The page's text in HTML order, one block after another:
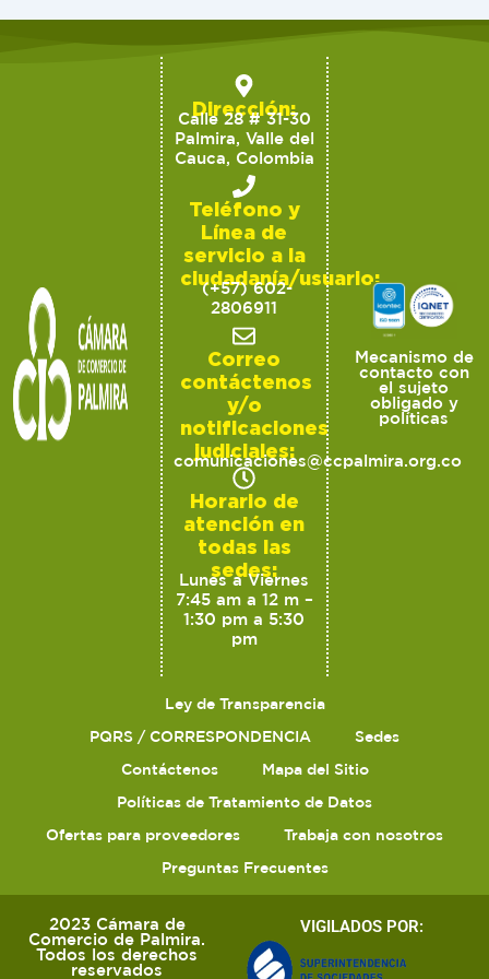
Dirección:
Calle 28 # 31-30
Palmira, Valle del
Cauca, Colombia
Teléfono y
Línea de
servicio a la
ciudadanía/usuario:
(+57) 602-
2806911
Correo
contáctenos
y/o
notificaciones
judiciales:
comunicaciones@ccpalmira.org.co
Horario de
atención en
todas las
sedes:
Lunes a Viernes
7:45 am a 12 m –
1:30 pm a 5:30
pm
Mecanismo de
contacto con
el sujeto
obligado y
políticas
Ley de Transparencia
PQRS / CORRESPONDENCIA
Sedes
Contáctenos
Mapa del Sitio
Políticas de Tratamiento de Datos
Ofertas para proveedores
Trabaja con nosotros
Preguntas Frecuentes
2023 Cámara de
Comercio de Palmira.
Todos los derechos
reservados
VIGILADOS POR: